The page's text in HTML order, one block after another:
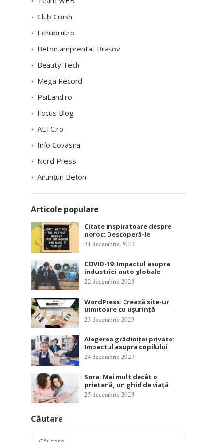
Club Crush
Echilibrul.ro
Beton amprentat Brașov
Beauty Tech
Mega Record
PsiLand.ro
Focus Blog
ALTC.ro
Info Covasna
Nord Press
Anunțuri Beton
Articole populare
Citate inspiratoare despre
noroc: Descoperă-le
21 decembrie 2023
COVID-19: Impactul asupra
industriei auto globale
22 decembrie 2023
WordPress: Crează site-uri
uimitoare cu ușurință
23 decembrie 2023
Alegerea grădiniței private:
Impactul asupra copilului
24 decembrie 2023
Sora: Mai mult decât o
prietenă, un ghid de viață
25 decembrie 2023
Căutare
Caută